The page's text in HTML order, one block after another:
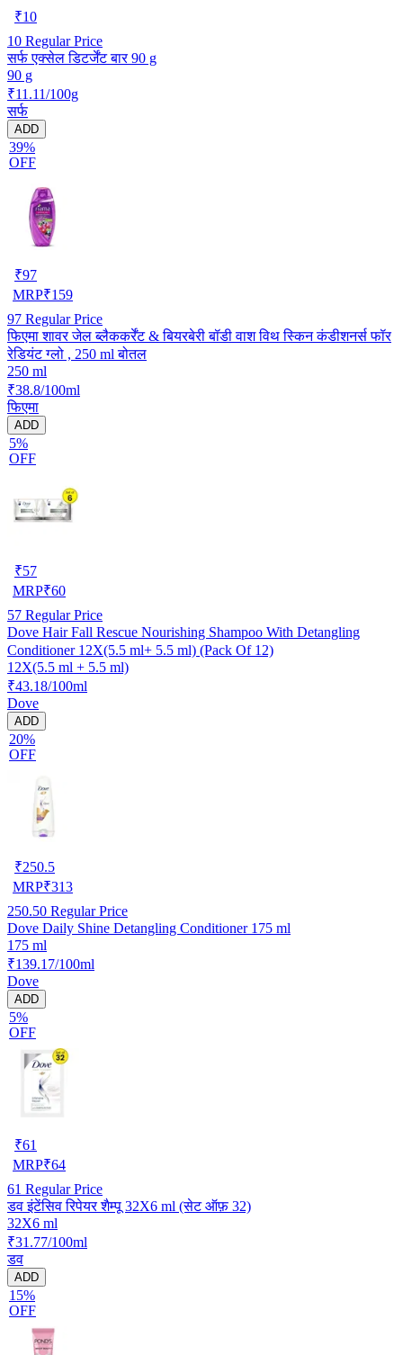
₹10
10 Regular Price
सर्फ एक्सेल डिटर्जेंट बार 90 g
90 g
₹11.11/100g
सर्फ
ADD
39%
OFF
₹97
MRP₹159
97 Regular Price
फिएमा शावर जेल ब्लैककर्रेंट & बियरबेरी बॉडी वाश विथ स्किन कंडीशनर्स फॉर
रेडियंट ग्लो , 250 ml बोतल
250 ml
₹38.8/100ml
फिएमा
ADD
5%
OFF
₹57
MRP₹60
57 Regular Price
Dove Hair Fall Rescue Nourishing Shampoo With Detangling
Conditioner 12X(5.5 ml+ 5.5 ml) (Pack Of 12)
12X(5.5 ml + 5.5 ml)
₹43.18/100ml
Dove
ADD
20%
OFF
₹250.5
MRP₹313
250.50 Regular Price
Dove Daily Shine Detangling Conditioner 175 ml
175 ml
₹139.17/100ml
Dove
ADD
5%
OFF
₹61
MRP₹64
61 Regular Price
डव इंटेंसिव रिपेयर शैम्पू 32X6 ml (सेट ऑफ़ 32)
32X6 ml
₹31.77/100ml
डव
ADD
15%
OFF